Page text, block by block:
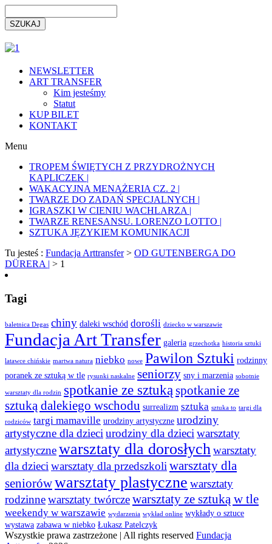
NEWSLETTER
ART TRANSFER
Kim jesteśmy
Statut
KUP BILET
KONTAKT
Menu
TROPEM ŚWIĘTYCH Z PRZYDROŻNYCH
KAPLICZEK |
WAKACYJNA MENAŻERIA CZ. 2 |
TWARZE DO ZADAŃ SPECJALNYCH |
IGRASZKI W CIENIU WACHLARZA |
TWARZE RENESANSU. LORENZO LOTTO |
SZTUKA JĘZYKIEM KOMUNIKACJI
Tu jesteś : Fundacja Arttransfer> OD GUTENBERGA DO
DÜRERA | > 1
Tagi
baletnica Degas chiny daleki wschód dorośli dziecko w warszawie
Fundacja Art Transfer galeria grzechotka historia sztuki
latawce chińskie martwa natura niebko nowe Pawilon Sztuki rodzinny
poranek ze sztuką w tle rysunki naskalne seniorzy sny i marzenia sobotnie
warsztaty dla rodzin spotkanie ze sztukąspotkanie ze
sztuką dalekiego wschodu surrealizm sztuka sztuka to targi dla
rodziców targi mamaville urodziny artystyczne urodziny
artystyczne dla dzieciurodziny dla dzieciwarsztaty
artystycznewarsztaty dla dorosłychwarsztaty
dla dzieciwarsztaty dla przedszkoliwarsztaty dla
seniorówwarsztaty plastyczne warsztaty
rodzinnewarsztaty twórczewarsztaty ze sztuką w tle
weekendy w warszawie wydarzenia wykład online wykłady o sztuce
wystawa zabawa w niebko Łukasz Patelczyk
Wszystkie prawa zastrzeżone | All rights reserved Fundacja